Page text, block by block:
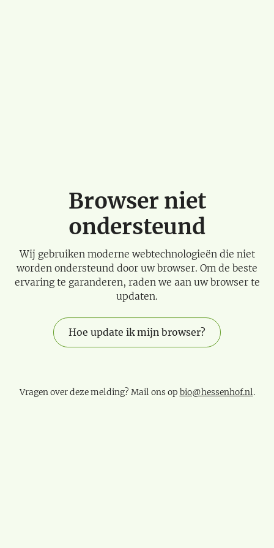
Browser niet
ondersteund
Wij gebruiken moderne webtechnologieën die niet
worden ondersteund door uw browser. Om de beste
ervaring te garanderen, raden we aan uw browser te
updaten.
Hoe update ik mijn browser?
Vragen over deze melding? Mail ons op bio@hessenhof.nl.